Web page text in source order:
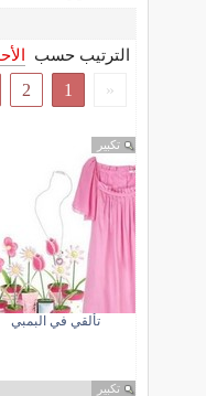
الترتيب حسب
«
1
2
تكبير
تألقي في البمبي
تكبير